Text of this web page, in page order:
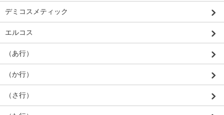
デミコスメティック
エルコス
（あ行）
（か行）
（さ行）